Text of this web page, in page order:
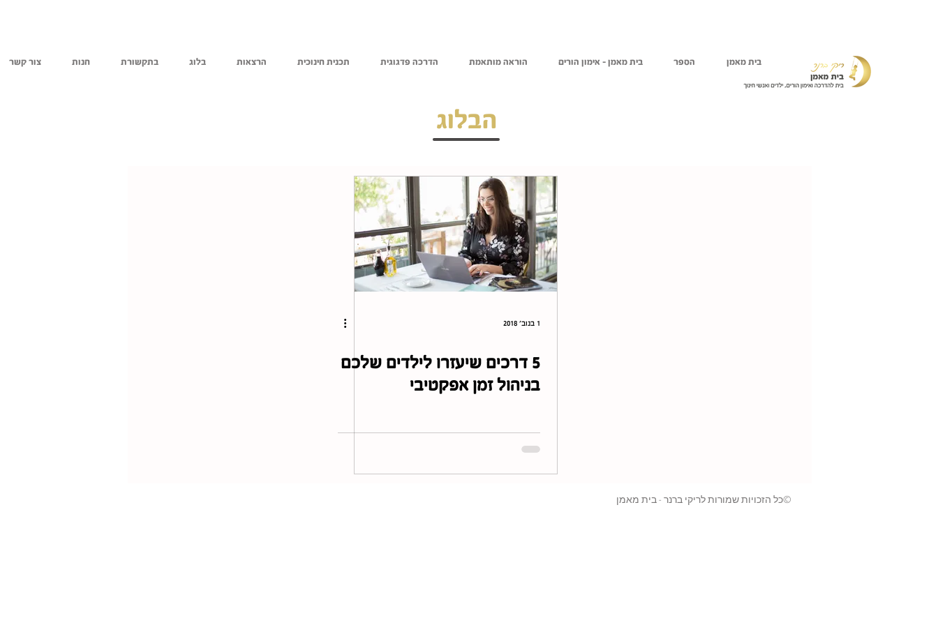
בית מאמן הספר בית מאמן - אימון הורים הוראה מותאמת הדרכה פדגוגית תכנית חינוכית הרצאות בלוג בתקשורת חנות צור קשר
1 בנוב׳ 2018
5 דרכים שיעזרו לילדים שלכם
בניהול זמן אפקטיבי
©כל הזכויות שמורות לריקי ברנר - בית מאמן